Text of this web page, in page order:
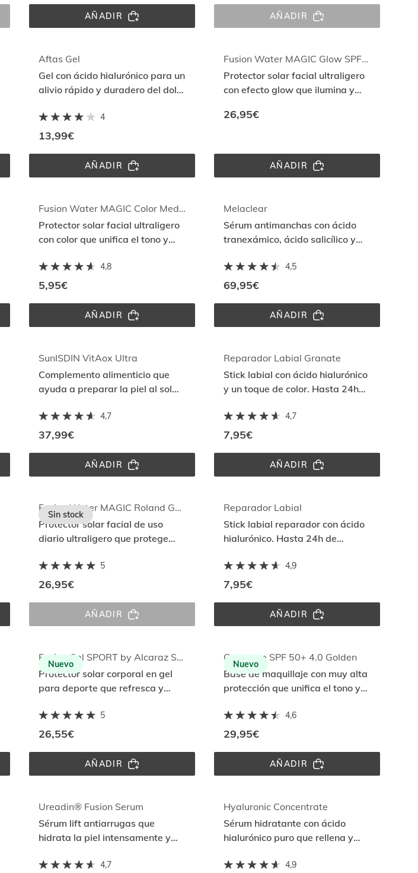
AÑADIRFUSION
WATER
AÑADIRFUSION
WATER
ALCARAZ
ROLAND-
GARROS
SPF
Aftas Gel
Gel con ácido hialurónico para un
alivio rápido y duradero del dolor
4
13,99€
AÑADIRAFTAS
GEL
Fusion Water MAGIC Glow SPF30
Protector solar facial ultraligero
con efecto glow que ilumina y
26,95€
AÑADIRFUSION
WATER
Fusion Water MAGIC Color Medium SPF 50
Protector solar facial ultraligero
con color que unifica el tono y
4,8
5,95€
AÑADIRFUSION
WATER
MEDIUM
50
Melaclear
Sérum antimanchas con ácido
tranexámico, ácido salicílico y
manchas.
4,5
69,95€
AÑADIRMELACLEAR
SunISDIN VitAox Ultra
Complemento alimenticio que
ayuda a preparar la piel al sol
VitaOX Ultra 4,7
37,99€
AÑADIRSUNISDIN
VITAOX
Reparador Labial Granate
Stick labial con ácido hialurónico
y un toque de color. Hasta 24h
4,7
7,95€
AÑADIRREPARADOR
LABIAL
Fusion Water MAGIC Roland Garros SPF 50
Protector solar facial de uso
diario ultraligero que protege
Spectrum
5
26,95€
Sin stock
AÑADIRFUSION
WATER
GARROS
SPF
50
Reparador Labial
Stick labial reparador con ácido
hialurónico. Hasta 24h de
4,9
7,95€
AÑADIRREPARADOR
LABIAL
Fusion Gel SPORT by Alcaraz SPF 50
Protector solar corporal en gel
para deporte que refresca y
sudor y al agua
5
26,55€
Nuevo
AÑADIRFUSION
GEL
ALCARAZ
50
Coverage SPF 50+ 4.0 Golden
Base de maquillaje con muy alta
protección que unifica el tono y
acción antiedad
4,6
29,95€
Nuevo
AÑADIRCOVERAGE
SPF
GOLDEN
Ureadin® Fusion Serum
Sérum lift antiarrugas que
hidrata la piel intensamente y
envejecimiento4,7
Hyaluronic Concentrate
Sérum hidratante con ácido
hialurónico puro que rellena y
arrugas
4,9